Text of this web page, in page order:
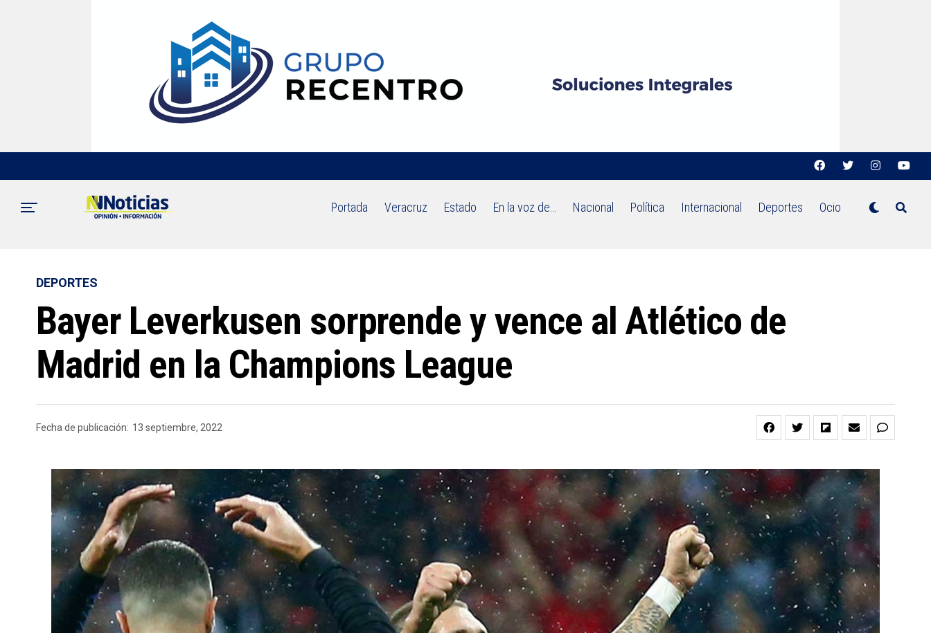
Portada Veracruz Estado En la voz de… Nacional Política Internacional Deportes Ocio
DEPORTES
Bayer Leverkusen sorprende y vence al Atlético de
Madrid en la Champions League
Fecha de publicación: 13 septiembre, 2022